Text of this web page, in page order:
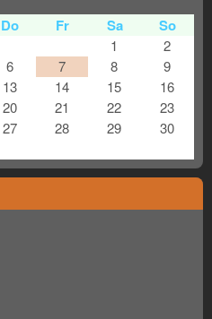
Do Fr Sa So
1
2
6 7 8
9
13 14 15
16
20 21 22
23
27 28 29
30